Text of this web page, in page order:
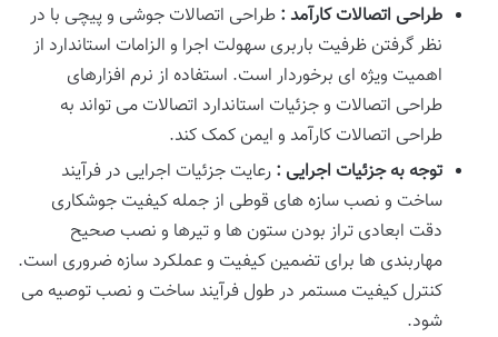
طراحی اتصالات کارآمد : طراحی اتصالات جوشی و پیچی با در
نظر گرفتن ظرفیت باربری سهولت اجرا و الزامات استاندارد از
اهمیت ویژه ای برخوردار است. استفاده از نرم افزارهای
طراحی اتصالات و جزئیات استاندارد اتصالات می تواند به
طراحی اتصالات کارآمد و ایمن کمک کند.
توجه به جزئیات اجرایی : رعایت جزئیات اجرایی در فرآیند
ساخت و نصب سازه های قوطی از جمله کیفیت جوشکاری
دقت ابعادی تراز بودن ستون ها و تیرها و نصب صحیح
مهاربندی ها برای تضمین کیفیت و عملکرد سازه ضروری است.
کنترل کیفیت مستمر در طول فرآیند ساخت و نصب توصیه می
شود.